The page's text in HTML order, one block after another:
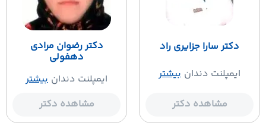
دکتر سارا جزایری راد
ایمپلنت دندان بیشتر
مشاهده دکتر
دکتر رضوان مرادی
دهفولی
ایمپلنت دندان بیشتر
مشاهده دکتر